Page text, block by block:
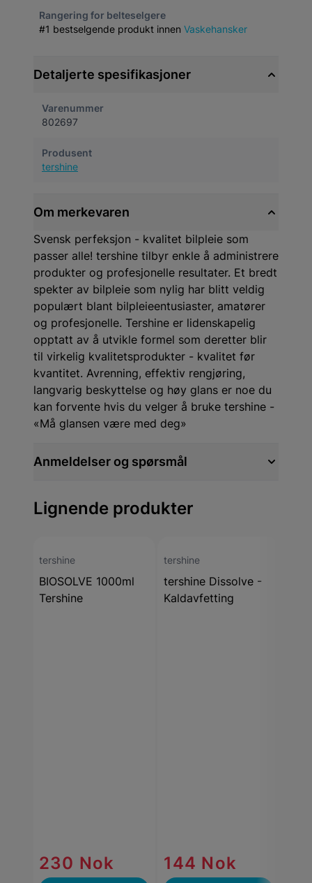
Rangering for belteselgere
#1 bestselgende produkt innen Vaskehansker
Detaljerte spesifikasjoner
Varenummer
802697
Produsent
tershine
Om merkevaren
Svensk perfeksjon - kvalitet bilpleie som
passer alle! tershine tilbyr enkle å administrere
produkter og profesjonelle resultater. Et bredt
spekter av bilpleie som nylig har blitt veldig
populært blant bilpleieentusiaster, amatører
og profesjonelle. Tershine er lidenskapelig
opptatt av å utvikle formel som deretter blir
til virkelig kvalitetsprodukter - kvalitet før
kvantitet. Avrenning, effektiv rengjøring,
langvarig beskyttelse og høy glans er noe du
kan forvente hvis du velger å bruke tershine -
«Må glansen være med deg»
Anmeldelser og spørsmål
Lignende produkter
tershine
BIOSOLVE 1000ml
Tershine
230 Nok
tershine
tershine Dissolve -
Kaldavfetting
144 Nok